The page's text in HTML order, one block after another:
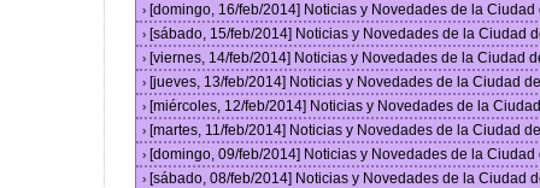
› [domingo, 16/feb/2014] Noticias y Novedades de la
› [sábado, 15/feb/2014] Noticias y Novedades de la Ciudad
› [viernes, 14/feb/2014] Noticias y Novedades de la Ciudad
› [jueves, 13/feb/2014] Noticias y Novedades de la Ciudad
› [miércoles, 12/feb/2014] Noticias y Novedades de la
› [martes, 11/feb/2014] Noticias y Novedades de la Ciudad
› [domingo, 09/feb/2014] Noticias y Novedades de la
› [sábado, 08/feb/2014] Noticias y Novedades de la Ciudad